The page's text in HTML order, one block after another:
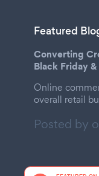
Featured
Converting
Black Friday
Online
overall retail
Posted by